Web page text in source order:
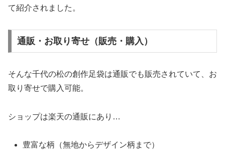
て紹介されました。
通販・お取り寄せ（販売・購入）
そんな千代の松の創作足袋は通販でも販売されていて、お
取り寄せで購入可能。
ショップは楽天の通販にあり…
豊富な柄（無地からデザイン柄まで）